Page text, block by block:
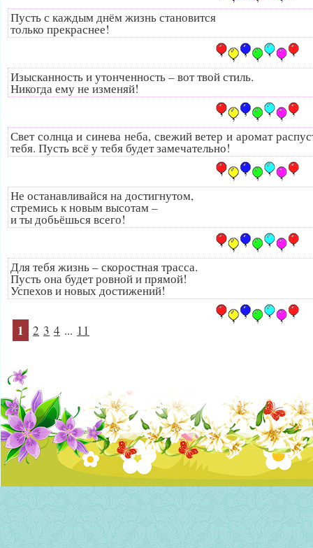
Пусть с каждым днём жизнь становится
только прекраснее!
Изысканность и утонченность – вот твой стиль.
Никогда ему не изменяй!
Свет солнца и синева неба, свежий ветер и аромат
тебя. Пусть всё у тебя будет замечательно!
Не останавливайся на достигнутом,
стремись к новым высотам –
и ты добьёшься всего!
Для тебя жизнь – скоростная трасса.
Пусть она будет ровной и прямой!
Успехов и новых достижений!
1 2 3 4 ... 11